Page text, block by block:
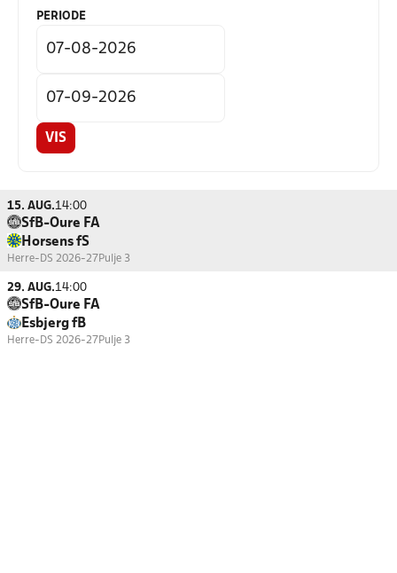
PERIODE
VIS
15. AUG.14:00
SfB-Oure FA
Horsens fS
Herre-DS 2026-27 Pulje 3
29. AUG.14:00
SfB-Oure FA
Esbjerg fB
Herre-DS 2026-27 Pulje 3